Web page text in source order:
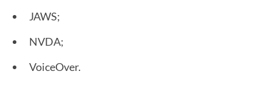
JAWS;
NVDA;
VoiceOver.